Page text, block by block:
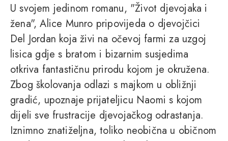
U svojem jedinom romanu, "Život djevojaka i
žena", Alice Munro pripovijeda o djevojčici
Del Jordan koja živi na očevoj farmi za uzgoj
lisica gdje s bratom i bizarnim susjedima
otkriva fantastičnu prirodu kojom je okružena.
Zbog školovanja odlazi s majkom u obližnji
gradić, upoznaje prijateljicu Naomi s kojom
dijeli sve frustracije djevojačkog odrastanja.
Iznimno znatiželjna, toliko neobična u običnom